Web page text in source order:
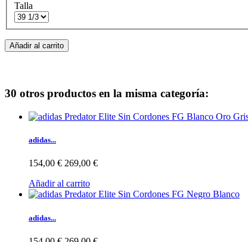
Talla
Añadir al carrito
30 otros productos en la misma categoría:
adidas...
154,00 € 269,00 €
Añadir al carrito
adidas...